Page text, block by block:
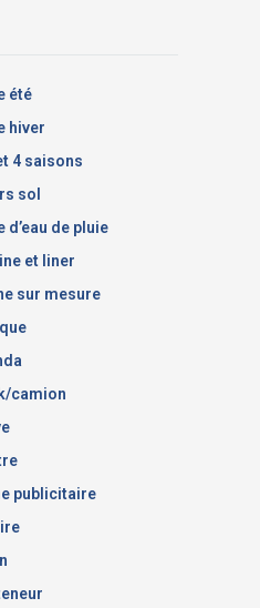
été
hiver
4 saisons
sol
d’eau de pluie
et liner
sur mesure
camion
publicitaire